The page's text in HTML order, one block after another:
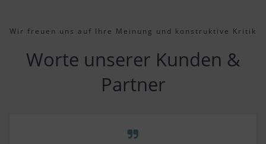
Wir freuen uns auf Ihre Meinung und konstruktive Kritik
Worte unserer Kunden &
Partner